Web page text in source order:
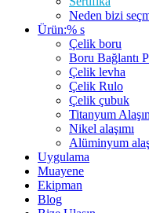
Neden bizi
Ürün:% s
Çelik boru
Boru Bağlantı
Çelik levha
Çelik Rulo
Çelik çubuk
Titanyum
Nikel alaşımı
Alüminyum
Uygulama
Muayene
Ekipman
Blog